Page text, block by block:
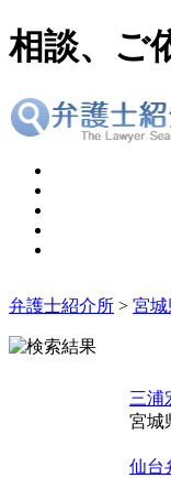
相談、ご
弁護士紹介所 > 宮城
三浦
宮城
仙台